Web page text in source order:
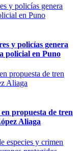
y policías genera
policial en Puno
propuesta de tren
Aliaga